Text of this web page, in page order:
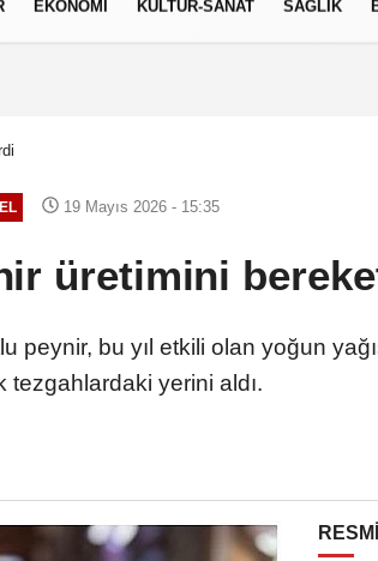
EKONOMİ KÜLTÜR-SANAT SAĞLIK
19 Mayıs 2026 - 15:35
üretimini
peynir, bu yıl etkili olan yoğun
tezgahlardaki yerini aldı.